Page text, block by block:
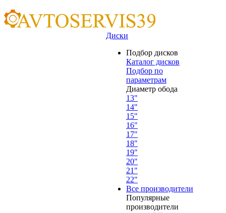
Диски
Подбор дисков
Каталог дисков
Подбор по
параметрам
Диаметр обода
13"
14"
15"
16"
17"
18"
19"
20"
21"
22"
Все производители
Популярные
производители